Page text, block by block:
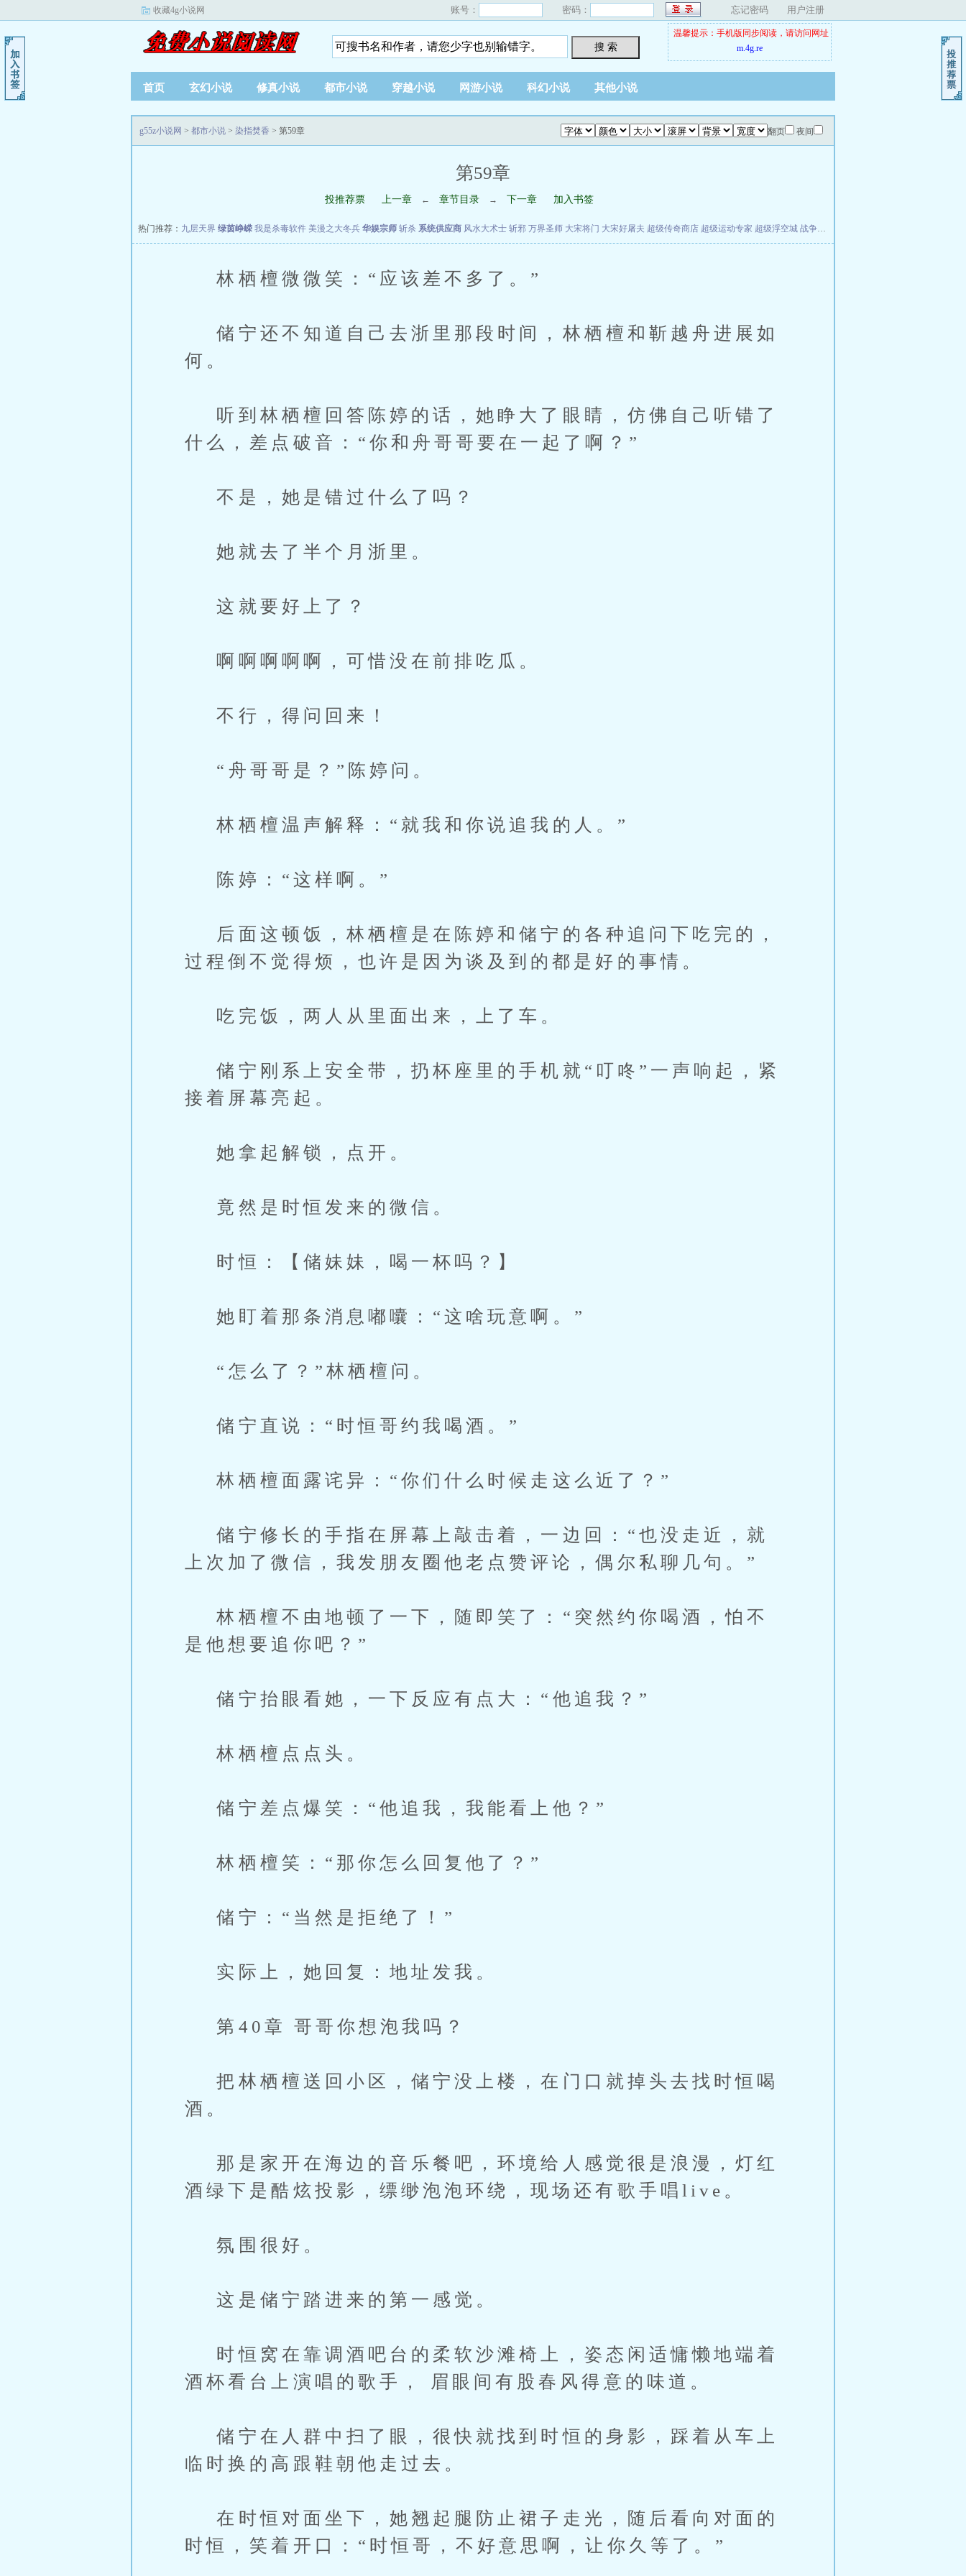
收藏4g小说网 账号： 密码： 忘记密码 用户注册
搜 索
温馨提示：手机版同步阅读，请访问网址
m.4g.re
首页 玄幻小说 修真小说 都市小说 穿越小说 网游小说 科幻小说 其他小说
翻页 夜间
g55z小说网 > 都市小说 > 染指焚香 > 第59章
第59章
投推荐票 上一章 ← 章节目录 → 下一章 加入书签
热门推荐： 九层天界 绿茵峥嵘 我是杀毒软件 美漫之大冬兵 华娱宗师 斩杀 系统供应商 风水大术士 斩邪 万界圣师 大宋将门 大宋好屠夫 超级传奇商店 超级运动专家 超级浮空城 战争天堂
林栖檀微微笑：“应该差不多了。”
储宁还不知道自己去浙里那段时间，林栖檀和靳越舟进展如
何。
听到林栖檀回答陈婷的话，她睁大了眼睛，仿佛自己听错了
什么，差点破音：“你和舟哥哥要在一起了啊？”
不是，她是错过什么了吗？
她就去了半个月浙里。
这就要好上了？
啊啊啊啊啊，可惜没在前排吃瓜。
不行，得问回来！
“舟哥哥是？”陈婷问。
林栖檀温声解释：“就我和你说追我的人。”
陈婷：“这样啊。”
后面这顿饭，林栖檀是在陈婷和储宁的各种追问下吃完的，
过程倒不觉得烦，也许是因为谈及到的都是好的事情。
吃完饭，两人从里面出来，上了车。
储宁刚系上安全带，扔杯座里的手机就“叮咚”一声响起，紧
接着屏幕亮起。
她拿起解锁，点开。
竟然是时恒发来的微信。
时恒：【储妹妹，喝一杯吗？】
她盯着那条消息嘟囔：“这啥玩意啊。”
“怎么了？”林栖檀问。
储宁直说：“时恒哥约我喝酒。”
林栖檀面露诧异：“你们什么时候走这么近了？”
储宁修长的手指在屏幕上敲击着，一边回：“也没走近，就
上次加了微信，我发朋友圈他老点赞评论，偶尔私聊几句。”
林栖檀不由地顿了一下，随即笑了：“突然约你喝酒，怕不
是他想要追你吧？”
储宁抬眼看她，一下反应有点大：“他追我？”
林栖檀点点头。
储宁差点爆笑：“他追我，我能看上他？”
林栖檀笑：“那你怎么回复他了？”
储宁：“当然是拒绝了！”
实际上，她回复：地址发我。
第40章 哥哥你想泡我吗？
把林栖檀送回小区，储宁没上楼，在门口就掉头去找时恒喝
酒。
那是家开在海边的音乐餐吧，环境给人感觉很是浪漫，灯红
酒绿下是酷炫投影，缥缈泡泡环绕，现场还有歌手唱live。
氛围很好。
这是储宁踏进来的第一感觉。
时恒窝在靠调酒吧台的柔软沙滩椅上，姿态闲适慵懒地端着
酒杯看台上演唱的歌手， 眉眼间有股春风得意的味道。
储宁在人群中扫了眼，很快就找到时恒的身影，踩着从车上
临时换的高跟鞋朝他走过去。
在时恒对面坐下，她翘起腿防止裙子走光，随后看向对面的
时恒，笑着开口：“时恒哥，不好意思啊，让你久等了。”